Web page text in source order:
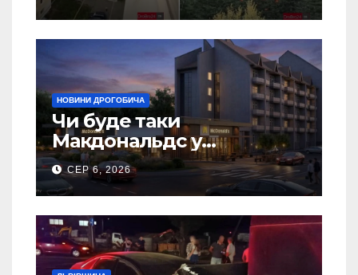
НОВИНИ ДРОГОБИЧА
Чи буде таки
Макдональдс у
Дрогобичі? (Фото)
СЕР 6, 2026